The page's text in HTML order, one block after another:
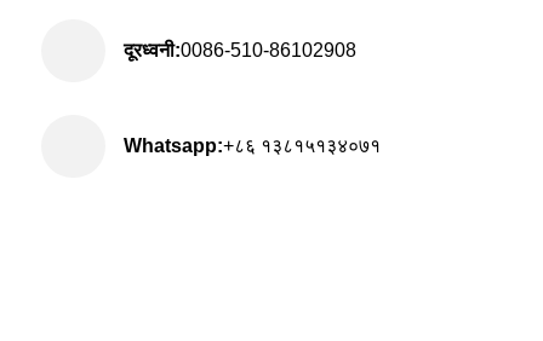
दूरध्वनी:0086-510-86102908
Whatsapp:+८६ १३८१५१३४०७१